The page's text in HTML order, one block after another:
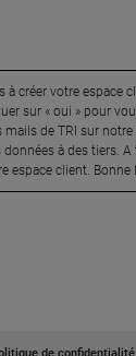
à créer votre espace
sur « oui » pour
de TRI sur
à des tiers. A
espace client. Bonne
de confidentialité